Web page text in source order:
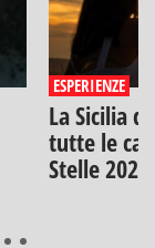
ESPERIENZE
La Sicilia
tutte le
Stelle